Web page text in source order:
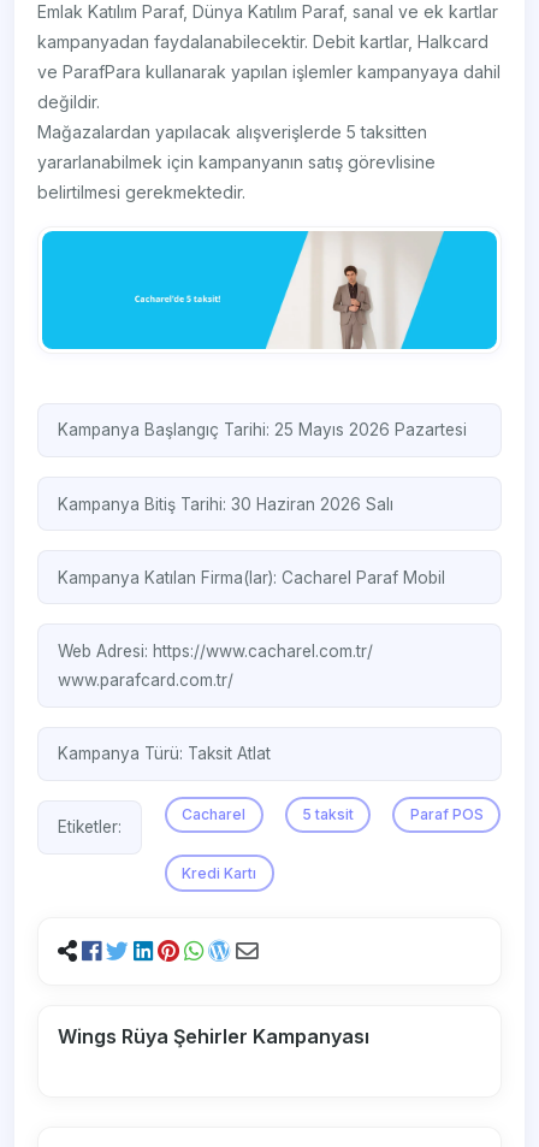
Emlak Katılım Paraf, Dünya Katılım Paraf, sanal ve ek kartlar
kampanyadan faydalanabilecektir. Debit kartlar, Halkcard
ve ParafPara kullanarak yapılan işlemler kampanyaya dahil
değildir.
Mağazalardan yapılacak alışverişlerde 5 taksitten
yararlanabilmek için kampanyanın satış görevlisine
belirtilmesi gerekmektedir.
Kampanya Başlangıç Tarihi: 25 Mayıs 2026 Pazartesi
Kampanya Bitiş Tarihi: 30 Haziran 2026 Salı
Kampanya Katılan Firma(lar):Cacharel Paraf Mobil
Web Adresi: https://www.cacharel.com.tr/
www.parafcard.com.tr/
Kampanya Türü: Taksit Atlat
Etiketler:
Cacharel 5 taksit Paraf POS
Kredi Kartı
Wings Rüya Şehirler Kampanyası